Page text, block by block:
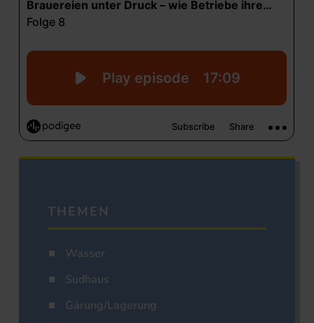
THEMEN
Wasser
Sudhaus
Gärung/Lagerung